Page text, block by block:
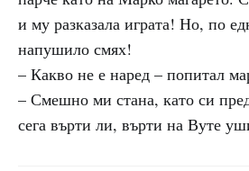
и му разказала играта! Но, по
напушило смях!
– Какво не е наред – попитал
– Смешно ми стана, като си
сега върти ли, върти на Вуте